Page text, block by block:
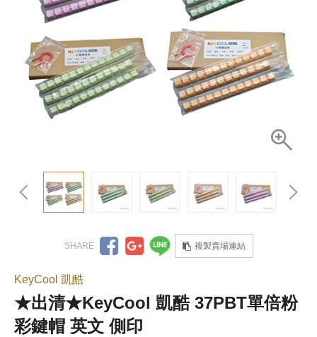
複製賣場連結
KeyCool 凱酷
★出清★KeyCool 凱酷 37PBT單倍粉
彩鍵帽 英文 側印